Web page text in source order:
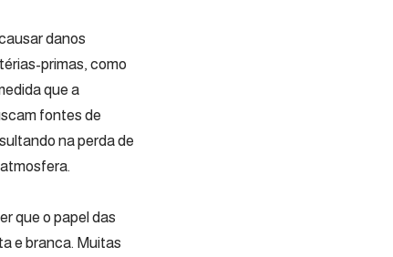
danos
primas, como
que a
fontes de
na perda de
que o papel das
e branca. Muitas